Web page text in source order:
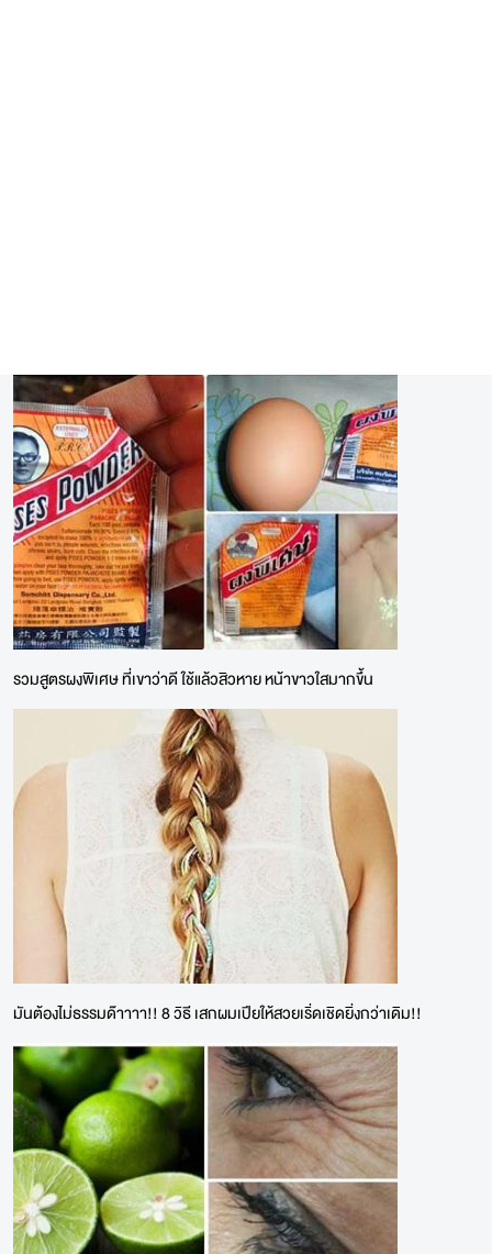
รวมสูตรผงพิเศษ ที่เขาว่าดี ใช้แล้วสิวหาย หน้าขาวใสมากขึ้น
มันต้องไม่ธรรมด๊าาาา!! 8 วิธี เสกผมเปียให้สวยเริ่ดเชิดยิ่งกว่าเดิม!!